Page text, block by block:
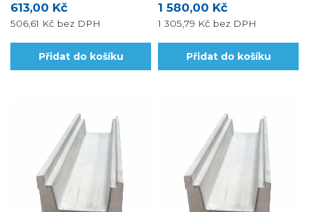
613,00 Kč
506,61 Kč bez DPH
Přidat do košíku
1 580,00 Kč
1 305,79 Kč bez DPH
Přidat do košíku